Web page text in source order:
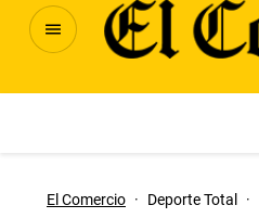
El Comercio · Deporte Total ·